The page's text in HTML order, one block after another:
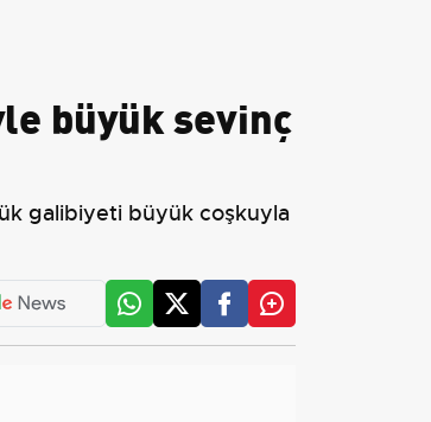
büyük sevinç
galibiyeti büyük coşkuyla